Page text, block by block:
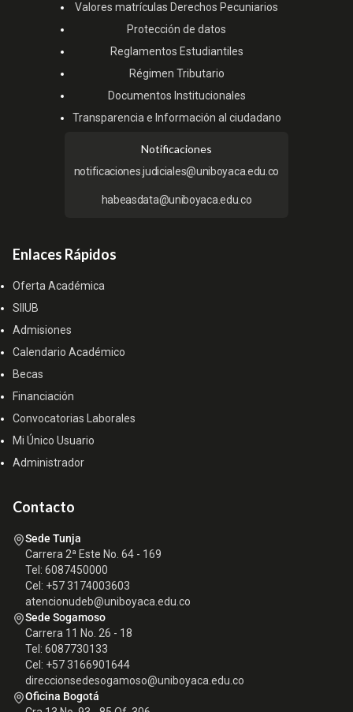
Valores matrículas Derechos Pecuniarios
Protección de datos
Reglamentos Estudiantiles
Régimen Tributario
Documentos Institucionales
Transparencia e Información al ciudadano
Notificaciones
notificaciones.judiciales@uniboyaca.edu.co
habeasdata@uniboyaca.edu.co
Enlaces Rápidos
Oferta Académica
SIIUB
Admisiones
Calendario Académico
Becas
Financiación
Convocatorias Laborales
Mi Único Usuario
Administrador
Contacto
Sede Tunja
Carrera 2ª Este No. 64 - 169
Tel: 6087450000
Cel: +57 3174003603
atencionudeb@uniboyaca.edu.co
Sede Sogamoso
Carrera 11 No. 26 - 18
Tel: 6087730133
Cel: +57 3166901644
direccionsedesogamoso@uniboyaca.edu.co
Oficina Bogotá